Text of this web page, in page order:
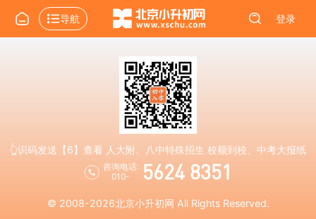
导航 登录
👆识码发送【6】查看 人大附、八中特殊招生 校额到校、中考大报纸
咨询电话:
010-
5624 8351
© 2008-2026北京小升初网 All Rights Reserved.